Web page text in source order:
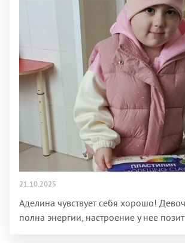
21.10.2025
Аделина чувствует себя хорошо!
полна энергии, настроение у нее